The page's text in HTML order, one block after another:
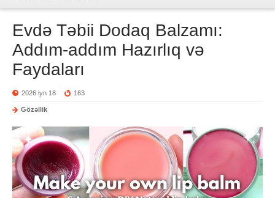
Evdə Təbii Dodaq Balzamı:
Addım-addım Hazırlıq və
Faydaları
2026 iyn 18 163
Gözəllik